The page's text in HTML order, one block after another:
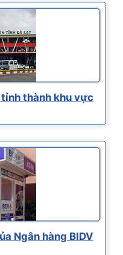
thành khu vực
Ngân hàng BIDV